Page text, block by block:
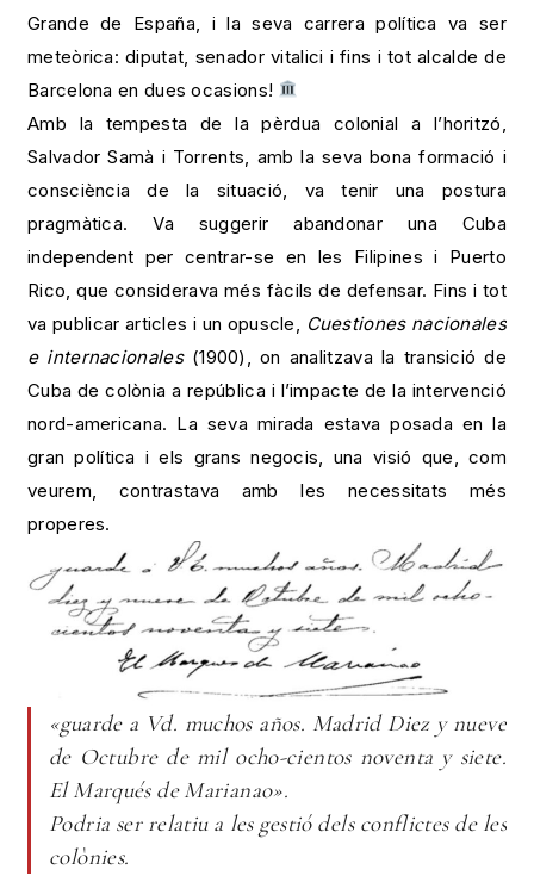
Grande de España, i la seva carrera política va ser
meteòrica: diputat, senador vitalici i fins i tot alcalde de
Barcelona en dues ocasions!
Amb la tempesta de la pèrdua colonial a l’horitzó,
Salvador Samà i Torrents, amb la seva bona formació i
consciència de la situació, va tenir una postura
pragmàtica. Va suggerir abandonar una Cuba
independent per centrar-se en les Filipines i Puerto
Rico, que considerava més fàcils de defensar. Fins i tot
va publicar articles i un opuscle,
Cuestiones nacionales
e internacionales(1900), on analitzava la transició de
Cuba de colònia a república i l’impacte de la intervenció
nord-americana. La seva mirada estava posada en la
gran política i els grans negocis, una visió que, com
veurem, contrastava amb les necessitats més
properes.
«guarde a Vd. muchos años. Madrid Diez y nueve
de Octubre de mil ocho-cientos noventa y siete.
El Marqués de Marianao».
Podria ser relatiu a les gestió dels conflictes de les
colònies.